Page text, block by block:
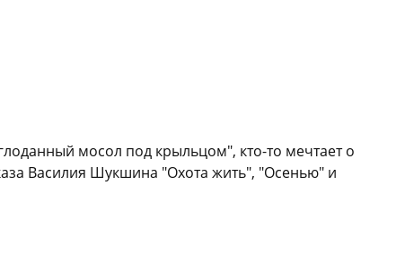
мосол под крыльцом", кто-то мечтает о
Василия Шукшина "Охота жить", "Осенью" и